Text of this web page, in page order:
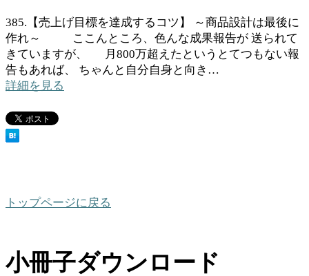
385.【売上げ目標を達成するコツ】 ～商品設計は最後に
作れ～ ここんところ、色んな成果報告が 送られて
きていますが、 月800万超えたというとてつもない報
告もあれば、 ちゃんと自分自身と向き…
詳細を見る
トップページに戻る
小冊子ダウンロード